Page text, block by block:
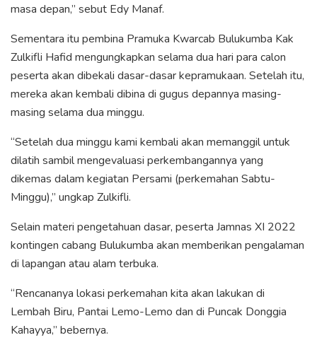
masa depan,” sebut Edy Manaf.
Sementara itu pembina Pramuka Kwarcab Bulukumba Kak
Zulkifli Hafid mengungkapkan selama dua hari para calon
peserta akan dibekali dasar-dasar kepramukaan. Setelah itu,
mereka akan kembali dibina di gugus depannya masing-
masing selama dua minggu.
“Setelah dua minggu kami kembali akan memanggil untuk
dilatih sambil mengevaluasi perkembangannya yang
dikemas dalam kegiatan Persami (perkemahan Sabtu-
Minggu),” ungkap Zulkifli.
Selain materi pengetahuan dasar, peserta Jamnas XI 2022
kontingen cabang Bulukumba akan memberikan pengalaman
di lapangan atau alam terbuka.
“Rencananya lokasi perkemahan kita akan lakukan di
Lembah Biru, Pantai Lemo-Lemo dan di Puncak Donggia
Kahayya,” bebernya.